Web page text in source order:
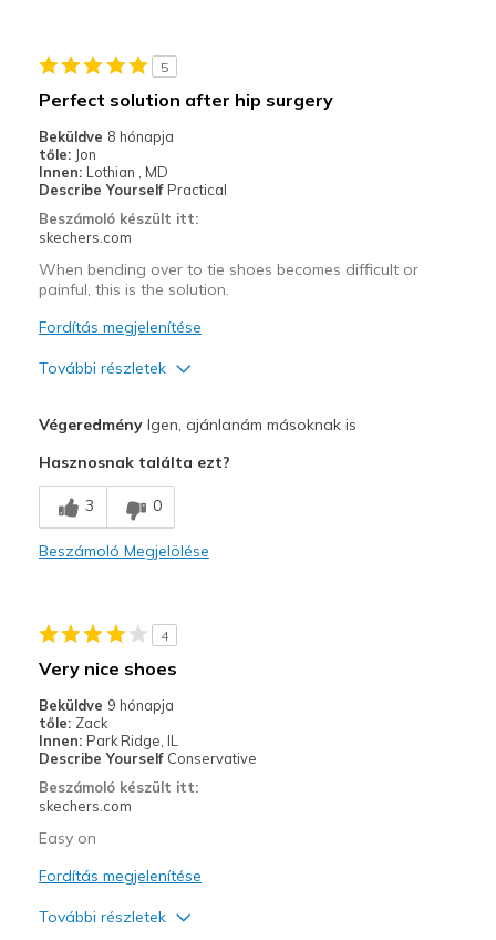
Going Out
Travel
Width
Feels true to width
Sizing
View On Shoes
I'm Into Shoes
5
Perfect solution after hip surgery
Beküldve 8 hónapja
tőle: Jon
Innen: Lothian , MD
Describe Yourself Practical
Beszámoló készült itt:
skechers.com
When bending over to tie shoes becomes difficult or
painful, this is the solution.
Fordítás megjelenítése
További részletek
Breathe Well
Comfortable
Going Out
Width
Sizing
Feels true to size
View On Shoes
Shoes are for Wearing
VégeredményIgen, ajánlanám másoknak is
Hasznosnak találta ezt?
3 0
Beszámoló Megjelölése
4
Very nice shoes
Beküldve 9 hónapja
tőle: Zack
Innen: Park Ridge, IL
Describe Yourself Conservative
Beszámoló készült itt:
skechers.com
Easy on
Fordítás megjelenítése
További részletek